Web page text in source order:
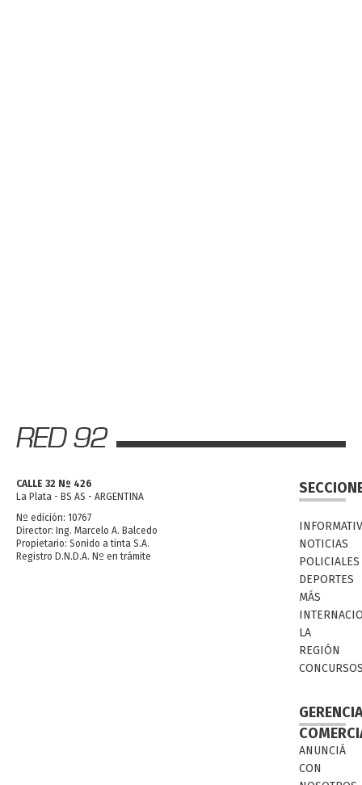
CALLE 32 Nº 426
La Plata - BS AS - ARGENTINA
Nº edición: 10767
Director: Ing. Marcelo A. Balcedo
Propietario: Sonido a tinta S.A.
Registro D.N.D.A. Nº en trámite
NOTICIAS
POLICIALES
DEPORTES
MÁS
LA
REGIÓN
ANUNCIÁ
CON